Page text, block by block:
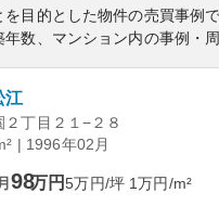
目的とした物件の売買事例で
数、マンション内の事例・
江
丁目２１−２８
| 1996年02月
98万円5万円/坪 1万円/m²